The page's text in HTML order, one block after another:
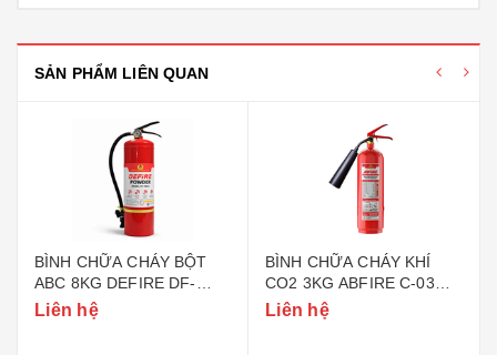
SẢN PHẨM LIÊN QUAN
BÌNH CHỮA CHÁY BỘT
ABC 8KG DEFIRE DF-
ABC8 (BỘ CÔNG AN)
Liên hệ
BÌNH CHỮA CHÁY KHÍ
CO2 3KG ABFIRE C-03
(TEM BỘ CÔNG AN)
Liên hệ